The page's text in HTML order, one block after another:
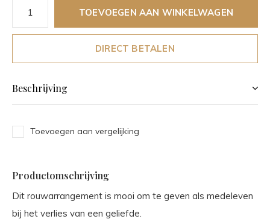
TOEVOEGEN AAN WINKELWAGEN
DIRECT BETALEN
Beschrijving
Toevoegen aan vergelijking
Productomschrijving
Dit rouwarrangement is mooi om te geven als medeleven
bij het verlies van een geliefde.